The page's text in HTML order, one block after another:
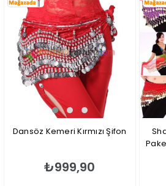
Şifon
Shakira Dansöz Kemeri 6lı
Paket Karışık Renklerde Şifon
₺1.490,00